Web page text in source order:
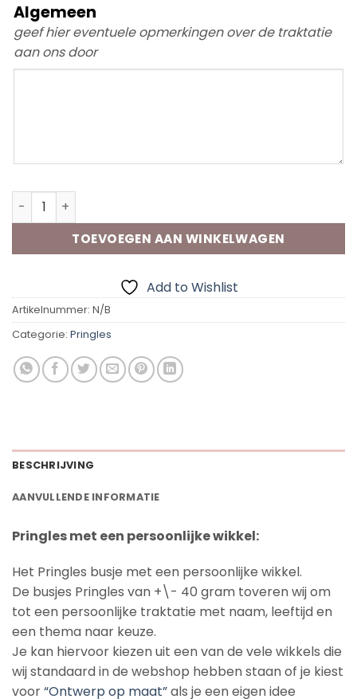
Algemeen
geef hier eventuele opmerkingen over de traktatie
aan ons door
Pringles Wikkel "Thema" aantal
TOEVOEGEN AAN WINKELWAGEN
Add to Wishlist
Artikelnummer: N/B
Categorie: Pringles
BESCHRIJVING
AANVULLENDE INFORMATIE
Pringles met een persoonlijke wikkel:
Het Pringles busje met een persoonlijke wikkel.
De busjes Pringles van +\- 40 gram toveren wij om
tot een persoonlijke traktatie met naam, leeftijd en
een thema naar keuze.
Je kan hiervoor kiezen uit een van de vele wikkels die
wij standaard in de webshop hebben staan of je kiest
voor“Ontwerp op maat”als je een eigen idee